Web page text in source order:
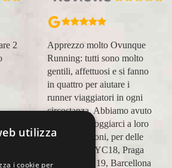
2
Apprezzo molto Ovunque
Running: tutti sono molto
gentili, affettuosi e si fanno
in quattro per aiutare i
runner viaggiatori in ogni
circostanza. Abbiamo avuto
modo di appoggiarci a loro
in più occasioni, per delle
maratone (NYC18, Praga
19, Valencia 19, Barcellona
utilizza
i cookie per